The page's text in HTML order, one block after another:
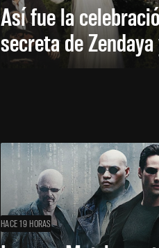
Así fue la
secreta de
HACE 19 HORAS